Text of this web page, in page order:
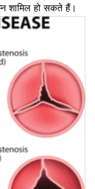
शामिल हो सकते हैं।